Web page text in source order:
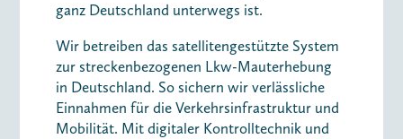
ganz Deutschland unterwegs ist.
Wir betreiben das satellitengestützte System
zur streckenbezogenen Lkw-Mauterhebung
in Deutschland. So sichern wir verlässliche
Einnahmen für die Verkehrsinfrastruktur und
Mobilität. Mit digitaler Kontrolltechnik und